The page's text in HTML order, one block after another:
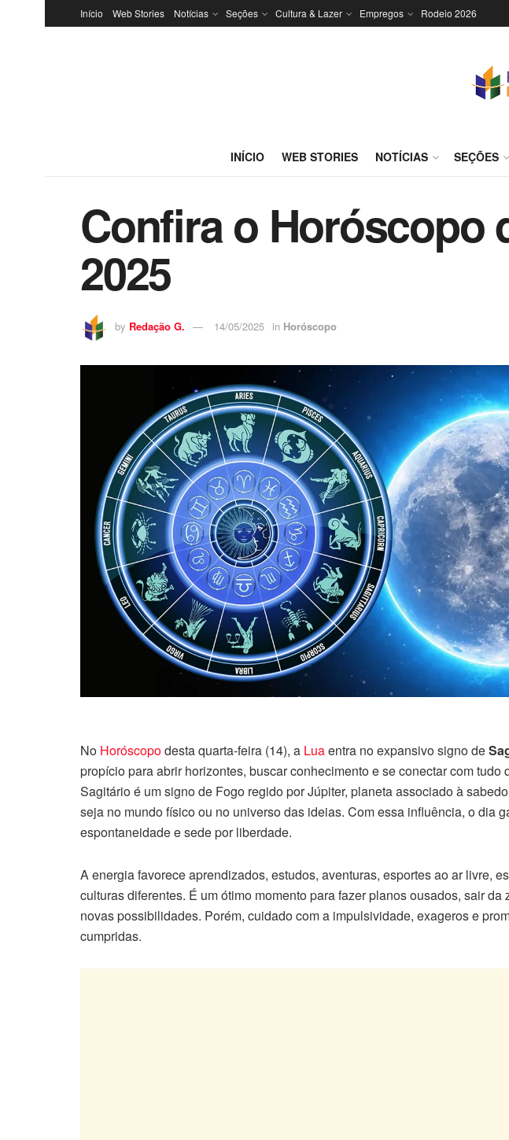
Início Web Stories Notícias Seções Cultura & Lazer Empregos Rodeio 2026
INÍCIO WEB STORIES NOTÍCIAS SEÇÕES
Confira o Horóscopo
2025
by Redação G. 14/05/2025 in Horóscopo
No Horóscopodesta quarta-feira (14), a Luaentra no expansivo signo de
propício para abrir horizontes, buscar conhecimento e se conectar com tudo
Sagitário é um signo de Fogo regido por Júpiter, planeta associado à
seja no mundo físico ou no universo das ideias. Com essa influência, o dia
espontaneidade e sede por liberdade.
A energia favorece aprendizados, estudos, aventuras, esportes ao ar livre,
culturas diferentes. É um ótimo momento para fazer planos ousados, sair da
novas possibilidades. Porém, cuidado com a impulsividade, exageros e
cumpridas.